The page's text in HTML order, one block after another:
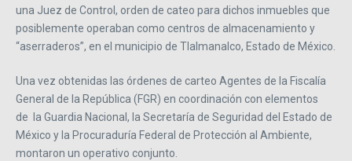
una Juez de Control, orden de cateo para dichos inmuebles que
posiblemente operaban como centros de almacenamiento y
“aserraderos”, en el municipio de Tlalmanalco, Estado de México.
Una vez obtenidas las órdenes de carteo Agentes de la Fiscalía
General de la República (FGR) en coordinación con elementos
de
la Guardia Nacional, la Secretaría de Seguridad del Estado de
México y la Procuraduría Federal de Protección al Ambiente,
montaron un operativo conjunto.